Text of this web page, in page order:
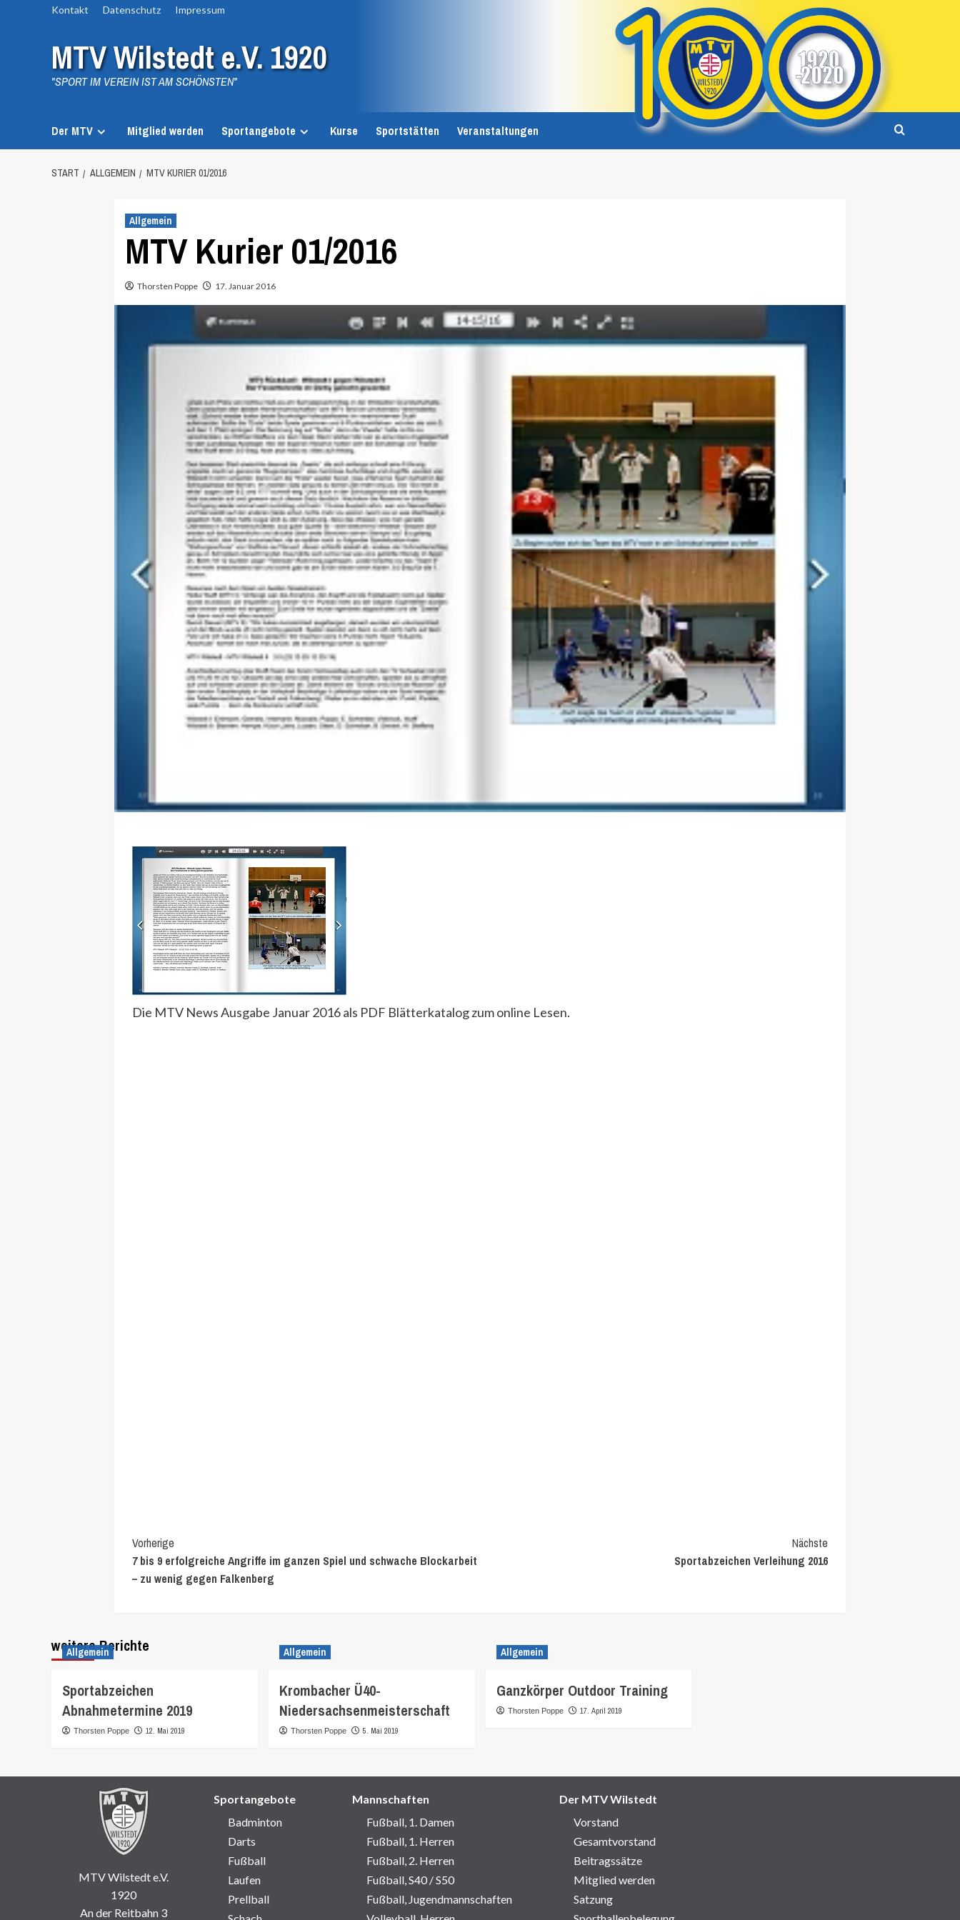
Kontakt Datenschutz Impressum
MTV Wilstedt e.V. 1920
"SPORT IM VEREIN IST AM SCHÖNSTEN"
Der MTV Mitglied werden Sportangebote Kurse Sportstätten Veranstaltungen
START ALLGEMEIN MTV KURIER 01/2016
Allgemein
MTV Kurier 01/2016
Thorsten Poppe 17. Januar 2016
Die MTV News Ausgabe Januar 2016 als PDF Blätterkatalog zum online Lesen.
Continue
Reading
Vorherige
7 bis 9 erfolgreiche Angriffe im ganzen Spiel und schwache Blockarbeit
– zu wenig gegen Falkenberg
Nächste
Sportabzeichen Verleihung 2016
weitere Berichte
Allgemein
Sportabzeichen
Abnahmetermine 2019
Thorsten Poppe 12. Mai 2019
Allgemein
Krombacher Ü40-
Niedersachsenmeisterschaft
Thorsten Poppe 5. Mai 2019
Allgemein
Ganzkörper Outdoor Training
Thorsten Poppe 17. April 2019
MTV Wilstedt e.V.
1920
An der Reitbahn 3
Sportangebote
Badminton
Darts
Fußball
Laufen
Prellball
Mannschaften
Fußball, 1. Damen
Fußball, 1. Herren
Fußball, 2. Herren
Fußball, S40 / S50
Fußball, Jugendmannschaften
Der MTV Wilstedt
Vorstand
Gesamtvorstand
Beitragssätze
Mitglied werden
Satzung